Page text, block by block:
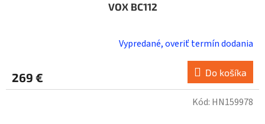
VOX BC112
Vypredané, overiť termín dodania
269 € Do košíka
Kód: HN159978